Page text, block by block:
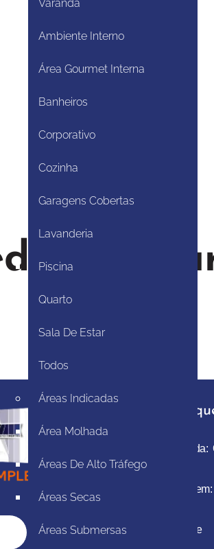
Varanda
Ambiente Interno
Área Gourmet Interna
Banheiros
Corporativo
Cozinha
Garagens Cobertas
Lavanderia
Piscina
Quarto
Sala De Estar
Todos
Áreas Indicadas
Área Molhada
Áreas De Alto Tráfego
Áreas Secas
Áreas Submersas
Projetos em
Revestimento para Calçada:
o Melhor Material?
Melhor Pedra para Garagem:
Pedra Natural para Parede